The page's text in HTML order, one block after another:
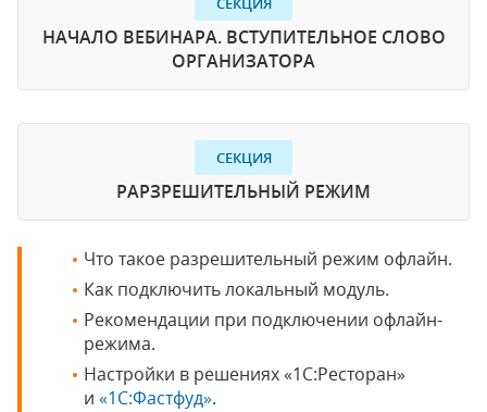
НАЧАЛО ВЕБИНАРА. ВСТУПИТЕЛЬНОЕ СЛОВО
ОРГАНИЗАТОРА
СЕКЦИЯ
РАРЗРЕШИТЕЛЬНЫЙ РЕЖИМ
Что такое разрешительный режим офлайн.
Как подключить локальный модуль.
Рекомендации при подключении офлайн-
режима.
Настройки в решениях «1С:Ресторан»
и «1С:Фастфуд».